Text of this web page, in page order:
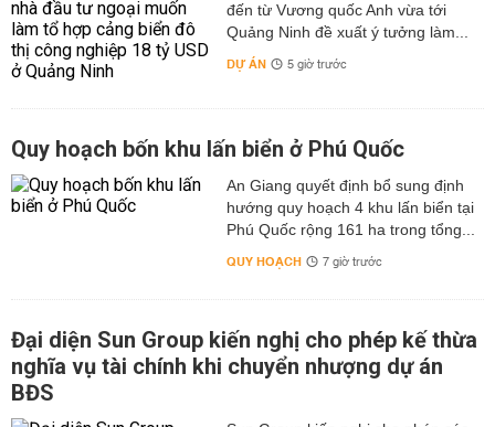
đến từ Vương quốc Anh vừa tới
Quảng Ninh đề xuất ý tưởng làm...
DỰ ÁN 5 giờ trước
Quy hoạch bốn khu lấn biển ở Phú Quốc
An Giang quyết định bổ sung định
hướng quy hoạch 4 khu lấn biển tại
Phú Quốc rộng 161 ha trong tổng...
QUY HOẠCH 7 giờ trước
Đại diện Sun Group kiến nghị cho phép kế thừa
nghĩa vụ tài chính khi chuyển nhượng dự án
BĐS